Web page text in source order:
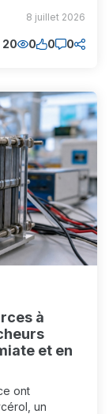
8 juillet 2026
20 0 0 0
à
et en
ont
un